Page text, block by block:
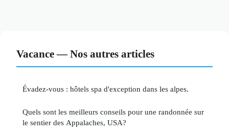
Vacance — Nos autres articles
Évadez-vous : hôtels spa d'exception dans les alpes.
Quels sont les meilleurs conseils pour une randonnée sur
le sentier des Appalaches, USA?